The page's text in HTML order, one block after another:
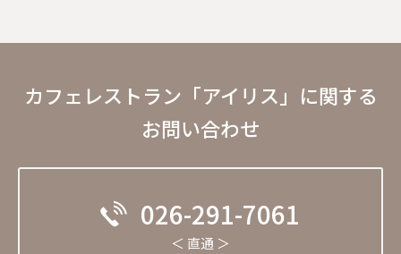
カフェレストラン「アイリス」に関する
お問い合わせ
026-291-7061
＜ 直通 ＞